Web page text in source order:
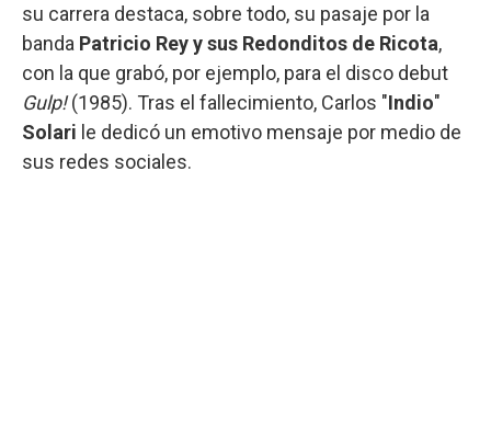
su carrera destaca, sobre todo, su pasaje por la
banda Patricio Rey y sus Redonditos de Ricota,
con la que grabó, por ejemplo, para el disco debut
Gulp!(1985). Tras el fallecimiento, Carlos "Indio"
Solari le dedicó un emotivo mensaje por medio de
sus redes sociales.